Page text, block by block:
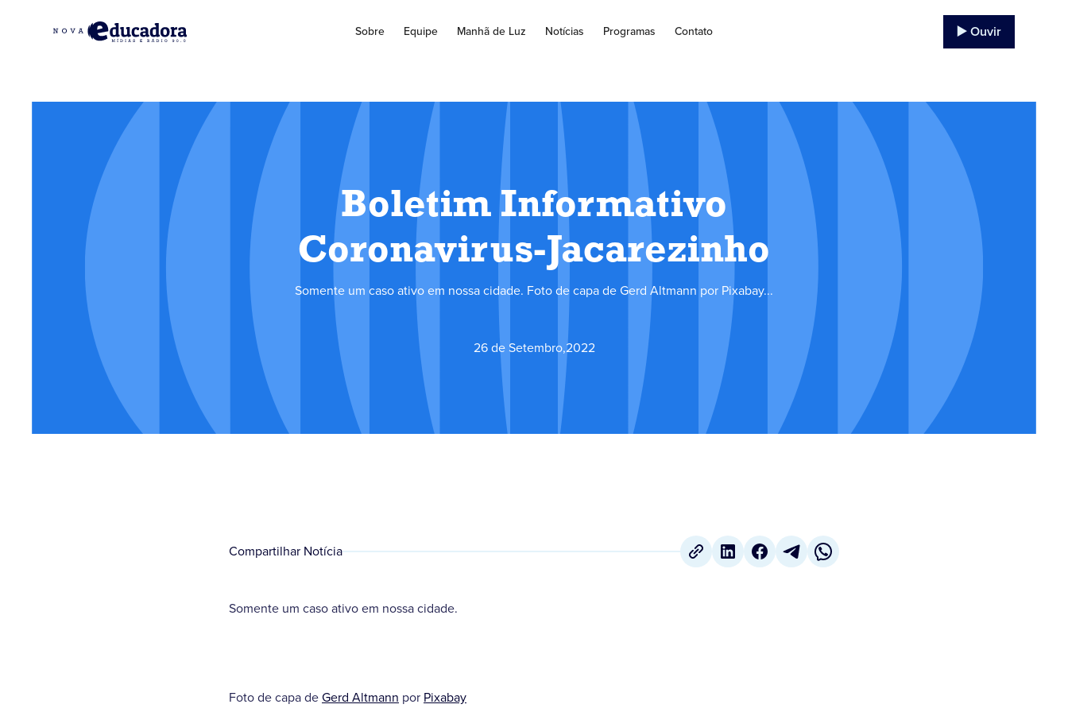
Sobre Equipe Manhã de Luz Notícias Programas Contato ▶️ Ouvir
Boletim Informativo
Coronavirus-Jacarezinho
Somente um caso ativo em nossa cidade. Foto de capa de Gerd Altmann por Pixabay...
26 de Setembro,2022
Compartilhar Notícia
Somente um caso ativo em nossa cidade.
Foto de capa deGerd Altmann por Pixabay